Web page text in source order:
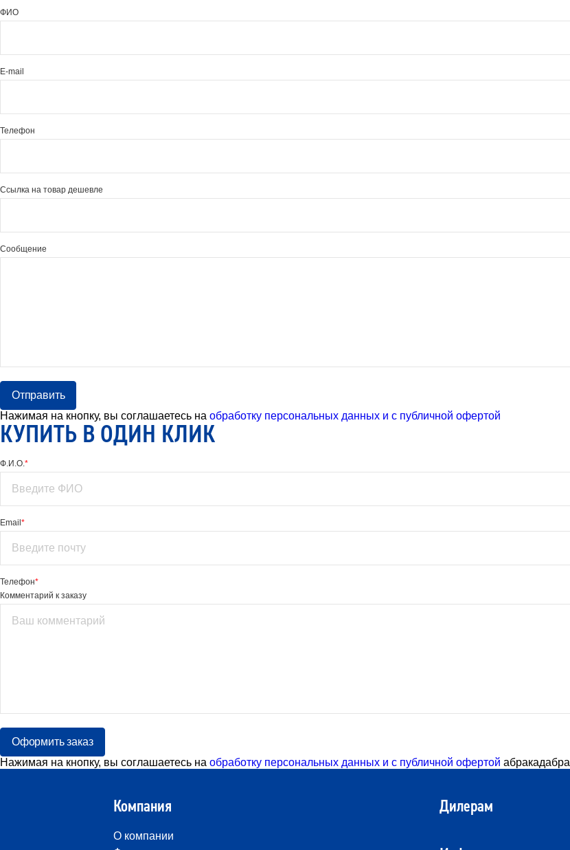
ФИО
E-mail
Телефон
Ссылка на товар дешевле
Сообщение
Отправить
Нажимая на кнопку, вы соглашаетесь на обработку персональных данных и с публичной офертой
КУПИТЬ В ОДИН КЛИК
Ф.И.О.*
Email *
Телефон*
Комментарий к заказу
Оформить заказ
Нажимая на кнопку, вы соглашаетесь на обработку персональных данных и с публичной офертой абракадабра
Компания
О компании
Дилерам